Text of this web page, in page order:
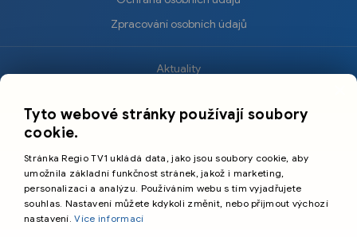
Zpracování osobních údajů
Aktuality
Sport
Cestování
©️
Primetime Media s.r.o.
Tyto webové stránky používají soubory
cookie.
Stránka Regio TV1 ukládá data, jako jsou soubory cookie, aby
umožnila základní funkčnost stránek, jakož i marketing,
personalizaci a analýzu. Používáním webu s tím vyjadřujete
souhlas. Nastavení můžete kdykoli změnit, nebo přijmout výchozí
nastavení.Více informací